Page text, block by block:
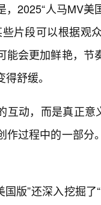
，2025“人马MV美
片段可以根据观
能会更加鲜艳，
舒缓。
互动，而是真正意
作过程中的一部
国版”还深入挖掘